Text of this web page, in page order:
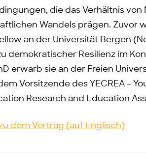
die das Verhältnis von
Wandels prägen. Zuvor
an der Universität Bergen
demokratischer Resilienz im
erwarb sie an der Freien
Vorsitzende des YECREA –
Research and Education
dem Vortrag (auf Englisch)